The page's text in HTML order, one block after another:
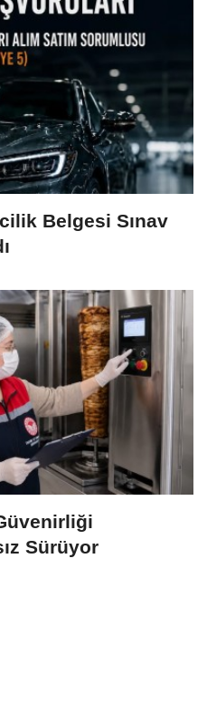
Belgesi Sınav
Sürüyor